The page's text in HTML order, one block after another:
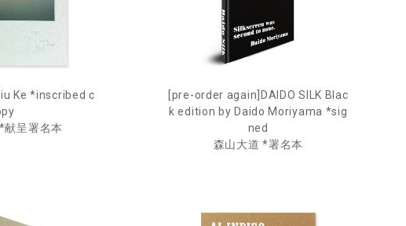
Ke *inscribed c
献呈署名本
[pre-order again]DAIDO SILK Blac
k edition by Daido Moriyama *sig
ned
森山大道 *署名本